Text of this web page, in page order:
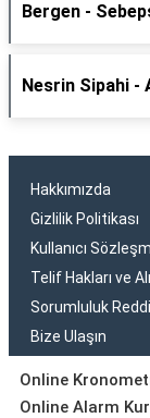
Bergen -
Nesrin Sipahi -
Hakkımızda
Gizlilik Politikası
Kullanıcı
Telif Hakları ve
Sorumluluk Reddi
Bize Ulaşın
Online
Online Alarm Kur